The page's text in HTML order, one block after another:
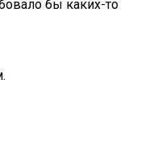
бы каких-то